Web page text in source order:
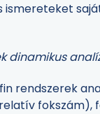
dinamikus
rendszerek